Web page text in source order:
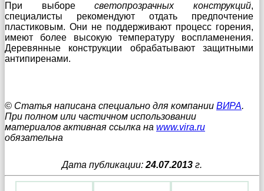
При выборесветопрозрачных конструкций,
специалисты рекомендуют отдать предпочтение
пластиковым. Они не поддерживают процесс горения,
имеют более высокую температуру воспламенения.
Деревянные конструкции обрабатывают защитными
антипиренами.
© Статья написана специально для компании ВИРА.
При полном или частичном использовании
материалов активная ссылка на www.vira.ru
обязательна
Дата публикации: 24.07.2013 г.